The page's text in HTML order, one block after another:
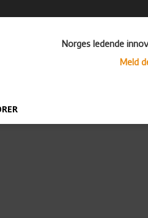
Norges ledende
Meld